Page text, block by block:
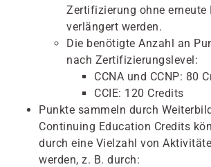
Zertifizierung ohne erneute
verlängert werden.
Die benötigte Anzahl an
nach Zertifizierungslevel:
CCNA und CCNP: 80
CCIE: 120 Credits
Punkte sammeln durch
Continuing Education Credits
durch eine Vielzahl von
werden, z. B. durch: